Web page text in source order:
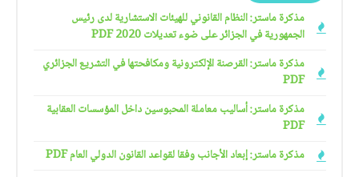
مذكرة ماستر: النظام القانوني للهيئات الاستشارية لدى رئيس
الجمهورية في الجزائر على ضوء تعديلات 2020 PDF
مذكرة ماستر: القرصنة الإلكترونية ومكافحتها في التشريع الجزائري
PDF
مذكرة ماستر: أساليب معاملة المحبوسين داخل المؤسسات العقابية
PDF
مذكرة ماستر: إبعاد الأجانب وفقا لقواعد القانون الدولي العام PDF